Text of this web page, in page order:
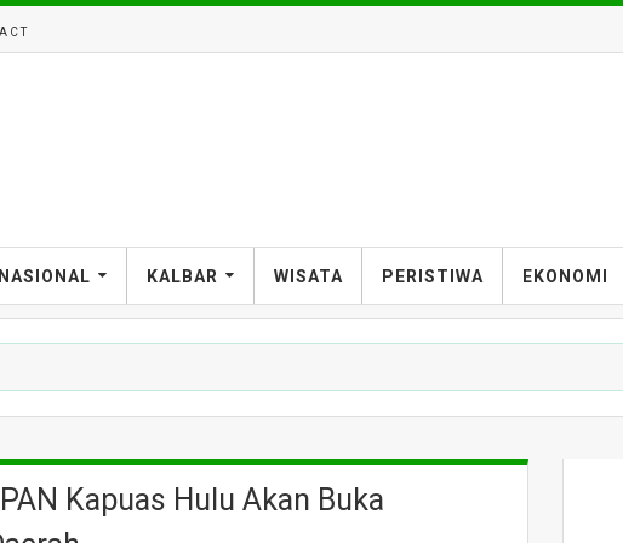
NASIONAL KALBAR WISATA PERISTIWA EKONOMI
Kapuas Hulu Akan Buka